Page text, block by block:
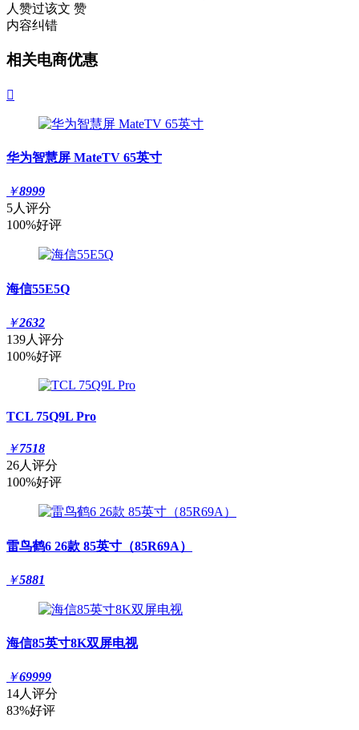
人赞过该文 赞
内容纠错
相关电商优惠

华为智慧屏 MateTV 65英寸
￥8999
5人评分
100%好评
海信55E5Q
￥2632
139人评分
100%好评
TCL 75Q9L Pro
￥7518
26人评分
100%好评
雷鸟鹤6 26款 85英寸（85R69A）
￥5881
海信85英寸8K双屏电视
￥69999
14人评分
83%好评